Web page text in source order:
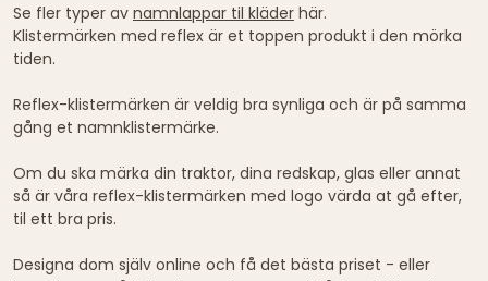
Se fler typer av namnlappar til kläder här.
Klistermärken med reflex är et toppen produkt i den mörka
tiden.
Reflex-klistermärken är veldig bra synliga och är på samma
gång et namnklistermärke.
Om du ska märka din traktor, dina redskap, glas eller annat
så är våra reflex-klistermärken med logo värda at gå efter,
til ett bra pris.
Designa dom själv online och få det bästa priset - eller